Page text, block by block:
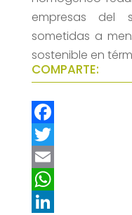
empresas del
sometidas a
sostenible en
COMPARTE:
F
a
c
e
T
w
E
m
W